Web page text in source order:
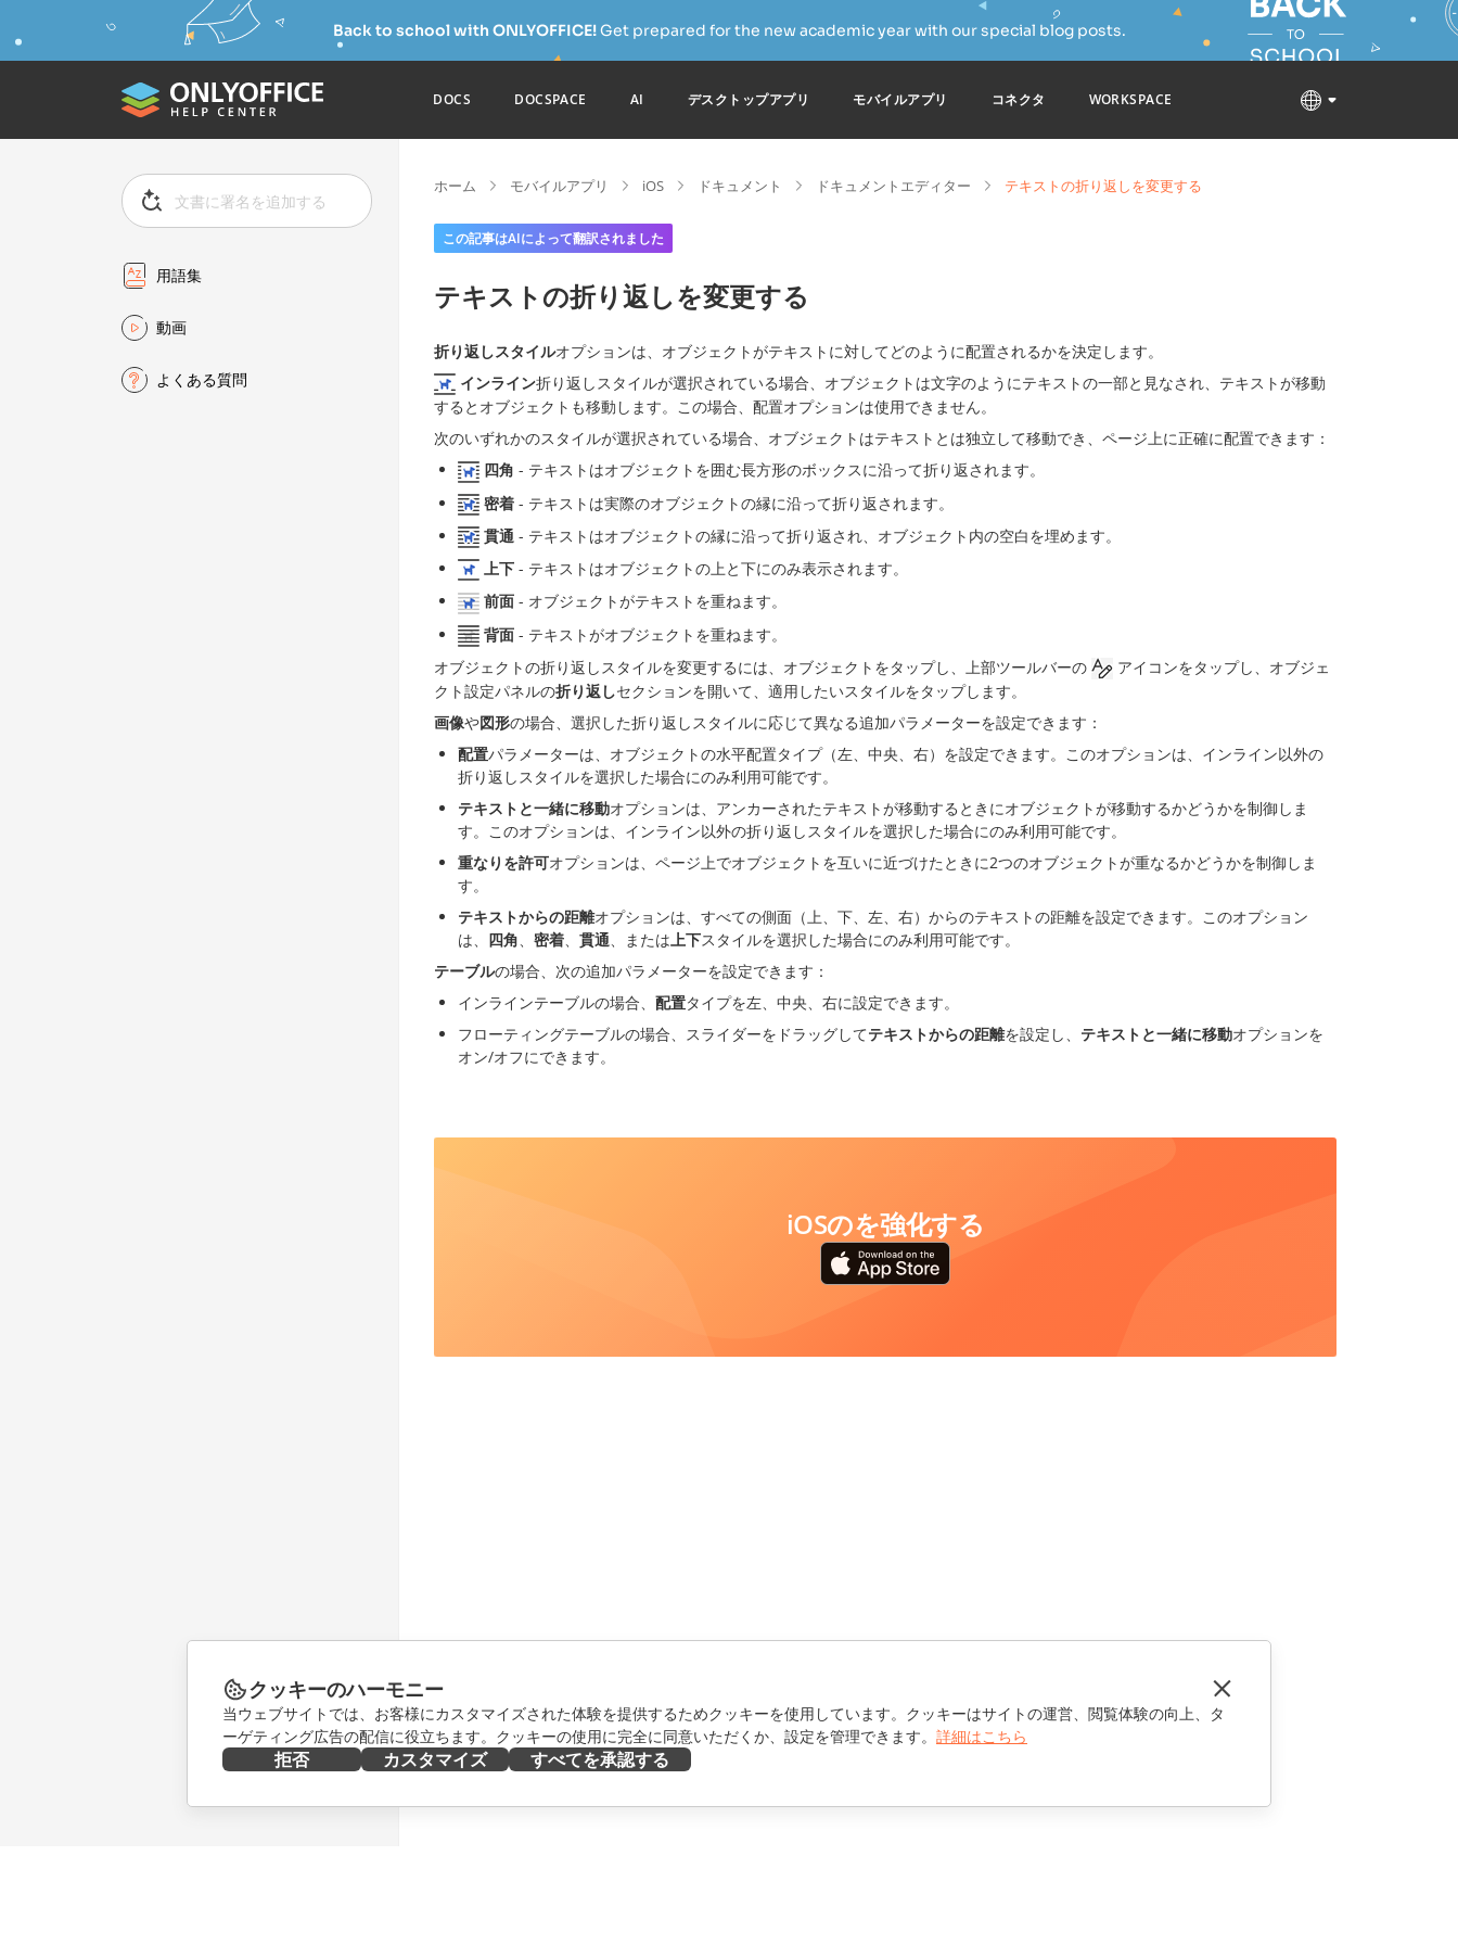
Back to school with ONLYOFFICE!Get prepared for the new academic year with our special blog posts.
DOCS DOCSPACE AI デスクトップアプリ モバイルアプリ コネクタ WORKSPACE
用語集
動画
よくある質問
ホーム モバイルアプリ iOS ドキュメント ドキュメントエディター テキストの折り返しを変更する
この記事はAIによって翻訳されました
テキストの折り返しを変更する
折り返しスタイルオプションは、オブジェクトがテキストに対してどのように配置されるかを決定します。
インライン折り返しスタイルが選択されている場合、オブジェクトは文字のようにテキストの一部と見なされ、テキストが移動
するとオブジェクトも移動します。この場合、配置オプションは使用できません。
次のいずれかのスタイルが選択されている場合、オブジェクトはテキストとは独立して移動でき、ページ上に正確に配置できます：
四角 - テキストはオブジェクトを囲む長方形のボックスに沿って折り返されます。
密着 - テキストは実際のオブジェクトの縁に沿って折り返されます。
貫通 - テキストはオブジェクトの縁に沿って折り返され、オブジェクト内の空白を埋めます。
上下 - テキストはオブジェクトの上と下にのみ表示されます。
前面 - オブジェクトがテキストを重ねます。
背面 - テキストがオブジェクトを重ねます。
オブジェクトの折り返しスタイルを変更するには、オブジェクトをタップし、上部ツールバーの
アイコンをタップし、オブジェ
クト設定パネルの折り返しセクションを開いて、適用したいスタイルをタップします。
画像や図形の場合、選択した折り返しスタイルに応じて異なる追加パラメーターを設定できます：
配置パラメーターは、オブジェクトの水平配置タイプ（左、中央、右）を設定できます。このオプションは、インライン以外の
折り返しスタイルを選択した場合にのみ利用可能です。
テキストと一緒に移動オプションは、アンカーされたテキストが移動するときにオブジェクトが移動するかどうかを制御しま
す。このオプションは、インライン以外の折り返しスタイルを選択した場合にのみ利用可能です。
重なりを許可オプションは、ページ上でオブジェクトを互いに近づけたときに2つのオブジェクトが重なるかどうかを制御しま
す。
テキストからの距離オプションは、すべての側面（上、下、左、右）からのテキストの距離を設定できます。このオプション
は、 四角、 密着、 貫通、または上下スタイルを選択した場合にのみ利用可能です。
テーブルの場合、次の追加パラメーターを設定できます：
インラインテーブルの場合、 配置タイプを左、中央、右に設定できます。
フローティングテーブルの場合、スライダーをドラッグしてテキストからの距離を設定し、 テキストと一緒に移動オプションを
オン/オフにできます。
iOSのを強化する
クッキーのハーモニー
当ウェブサイトでは、お客様にカスタマイズされた体験を提供するためクッキーを使用しています。クッキーはサイトの運営、閲覧体験の向上、タ
ーゲティング広告の配信に役立ちます。クッキーの使用に完全に同意いただくか、設定を管理できます。 詳細はこちら
拒否 カスタマイズ すべてを承認する